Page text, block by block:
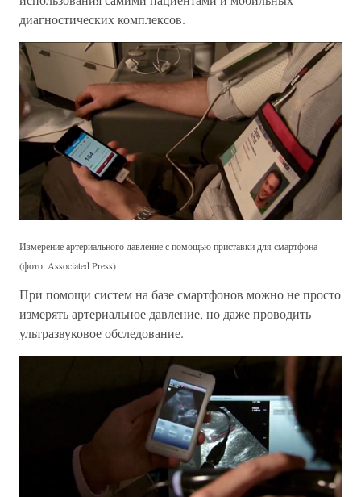
диагностических комплексов.
Измерение артериального давление с помощью приставки для смартфона
(фото: Associated Press)
При помощи систем на базе смартфонов можно не просто
измерять артериальное давление, но даже проводить
ультразвуковое обследование.